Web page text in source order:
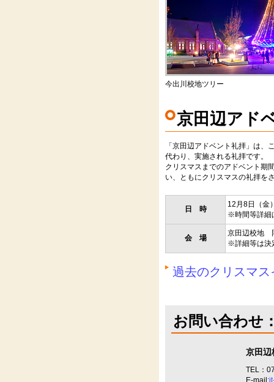
今出川校地ツリー
京田辺アド
「京田辺アドベント礼拝」は
代わり、実施される礼拝です。
クリスマスまでのアドベント期
い、ともにクリスマスの礼拝を
日 時
12月8日（金
※時間等詳細
会 場
京田辺校地
※詳細等は決
過去のクリスマ
お問い合わせ
京田辺
TEL：
E-mail: